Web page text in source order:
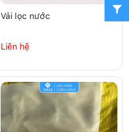
Vải lọc nước
Liên hệ